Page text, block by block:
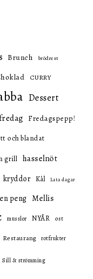
Brunch brödrest
CURRY
Dessert
Fredagspepp!
och blandat
grill hasselnöt
kryddor Kål Lata dagar
peng Mellis
musslor NYÅR ost
Restaurang rotfrukter
Sill & strömming